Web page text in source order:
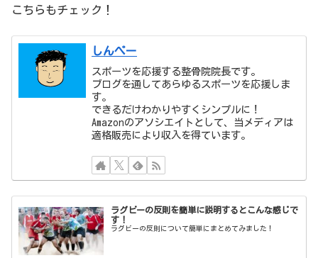
こちらもチェック！
しんぺー
スポーツを応援する整骨院院長です。
ブログを通してあらゆるスポーツを応援しま
す。
できるだけわかりやすくシンプルに！
Amazonのアソシエイトとして、当メディアは
適格販売により収入を得ています。
ラグビーの反則を簡単に説明するとこんな感じで
す！
ラグビーの反則について簡単にまとめてみました！